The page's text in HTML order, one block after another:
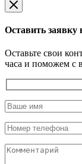
Оставить заявку
Оставьте свои
часа и поможем с